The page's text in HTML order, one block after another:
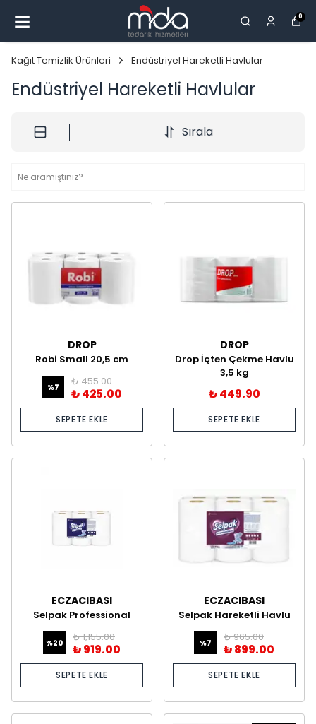
0
Kağıt Temizlik Ürünleri Endüstriyel Hareketli Havlular
Endüstriyel Hareketli Havlular
Sırala
DROP
Robi Small 20,5 cm
Hareketli Havlu 3,5 kg
%7 ₺ 455.00
₺ 425.00
SEPETE EKLE
DROP
Drop İçten Çekme Havlu
3,5 kg
₺ 449.90
SEPETE EKLE
ECZACIBASI
Selpak Professional
Hareketli Havlu 19.5 cm
150 Metre
%20 ₺ 1,155.00
₺ 919.00
SEPETE EKLE
ECZACIBASI
Selpak Hareketli Havlu
135 Metre
%7 ₺ 965.00
₺ 899.00
SEPETE EKLE